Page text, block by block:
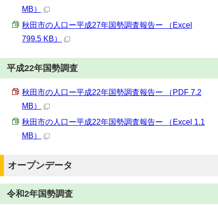
MB）
秋田市の人口ー平成27年国勢調査報告ー （Excel
799.5 KB）
平成22年国勢調査
秋田市の人口ー平成22年国勢調査報告ー （PDF 7.2
MB）
秋田市の人口ー平成22年国勢調査報告ー （Excel 1.1
MB）
オープンデータ
令和2年国勢調査